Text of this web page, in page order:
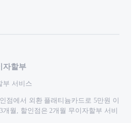
자할부
부 서비스
점에서 외환 플래티늄카드로 5만원 이
월, 할인점은 2개월 무이자할부 서비